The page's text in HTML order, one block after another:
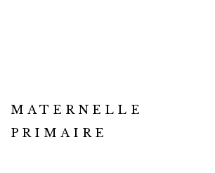
MATERNELLE
PRIMAIRE